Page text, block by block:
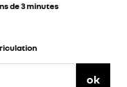
de 3 minutes
ok